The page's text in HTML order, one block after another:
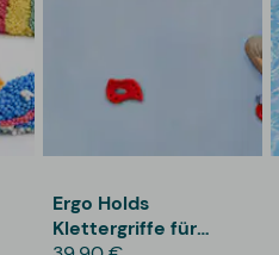
Ergo Holds
Klettergriffe für